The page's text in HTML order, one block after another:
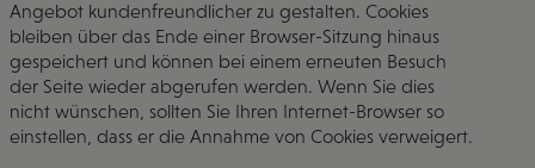
Angebot kundenfreundlicher zu gestalten. Cookies
bleiben über das Ende einer Browser-Sitzung hinaus
gespeichert und können bei einem erneuten Besuch
der Seite wieder abgerufen werden. Wenn Sie dies
nicht wünschen, sollten Sie Ihren Internet-Browser so
einstellen, dass er die Annahme von Cookies verweigert.